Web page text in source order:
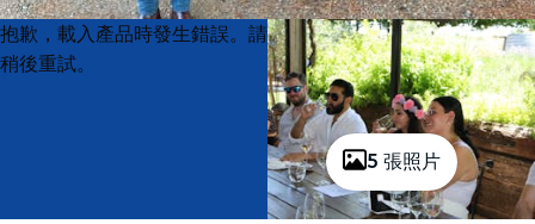
5 張照片
Product
List
Product
List
抱歉，載入產品時發生錯誤。請
稍後重試。